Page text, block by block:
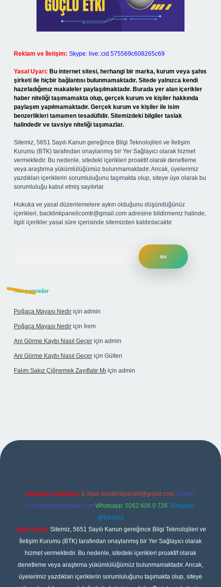
Reklam ve İletişim: Skype: live:.cid.575569c608265c69
Yasal Uyarı: Bu internet sitesi, herhangi bir marka, kurum veya şahıs
şirketi ile hiçbir bağlantısı bulunmamaktadır. Sitede yalnızca kendi
hazırladığımız makaleler paylaşılmaktadır. Burada yer alan içerikler
haber niteliği taşımamakta olup, gerçek kurum ve kişiler hakkında
paylaşım yapılmamaktadır. Gerçek kurum ve kişiler ile isim
benzerlikleri tamamen tesadüfidir. Sitemizdeki bilgiler taslak
halindedir ve tavsiye niteliği taşımazlar.
Sitemiz, 5651 Sayılı Kanun gereğince Bilgi Teknolojileri ve İletişim
Kurumu (BTK) tarafından onaylanmış bir Yer Sağlayıcı olarak hizmet
vermektedir. Bu nedenle, sitedeki içerikleri proaktif olarak denetleme
veya araştırma yükümlülüğümüz bulunmamaktadır. Ancak, üyelerimiz
yazdıkları içeriklerin sorumluluğunu taşımakta olup, siteye üye olarak bu
sorumluluğu kabul etmiş sayılırlar.
Hukuka ve yasal düzenlemelere aykırı olduğunu düşündüğünüz
içerikleri, backlinkpanelicomtr@gmail.com adresine bildirmeniz halinde,
ilgili içerikler yasal süre içerisinde sitemizden kaldırılacaktır.
Son yorumlar
Poğaça Mayası Nedir için admin
Poğaça Mayası Nedir için İrem
Ani Görme Kaybı Nasıl Geçer için admin
Ani Görme Kaybı Nasıl Geçer için Gülten
Falım Sakız Çiğnemek Zayıflatır Mı için admin
Reklam ve İletişim: E-mail: backlinkpaneli@gmail.com Teams:
forumhizmeti@gmail.com Whatsapp: 0262 606 0 726 Telegram:
@karabul
Yasal Uyarı: Sitemiz, 5651 Sayılı Kanun gereğince Bilgi Teknolojileri ve
İletişim Kurumu (BTK) tarafından onaylanmış bir Yer Sağlayıcı olarak
hizmet vermektedir. Bu nedenle, sitedeki içerikleri proaktif olarak
denetleme veya araştırma yükümlülüğümüz bulunmamaktadır. Ancak,
üyelerimiz yazdıkları içeriklerin sorumluluğunu taşımakta olup, siteye